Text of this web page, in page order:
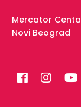
Mercator
Novi Beograd